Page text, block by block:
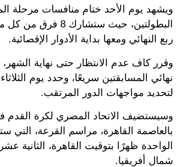
ويشهد يوم الأحد ختام منافسات مرحلة
البطولتين، حيث
ربع النهائي ومعها بداية الأدوار الإقصائية.
وقرر كاف عدم الانتظار حتى نهاية الشهر،
لتحديد مواجهات الدور المرتقب.
وسيستضيف الاتحاد المصري لكرة القدم
بالعاصمة القاهرة، مراسم القرعة، التي
الواحدة ظهرًا بتوقيت القاهرة، الثانية
شمال أفريقيا.